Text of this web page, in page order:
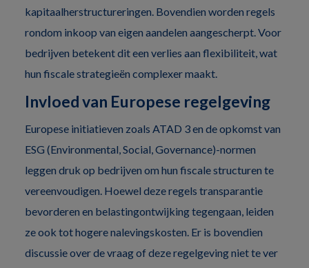
kapitaalherstructureringen. Bovendien worden regels
rondom inkoop van eigen aandelen aangescherpt. Voor
bedrijven betekent dit een verlies aan flexibiliteit, wat
hun fiscale strategieën complexer maakt.
Invloed van Europese regelgeving
Europese initiatieven zoals ATAD 3 en de opkomst van
ESG (Environmental, Social, Governance)-normen
leggen druk op bedrijven om hun fiscale structuren te
vereenvoudigen. Hoewel deze regels transparantie
bevorderen en belastingontwijking tegengaan, leiden
ze ook tot hogere nalevingskosten. Er is bovendien
discussie over de vraag of deze regelgeving niet te ver